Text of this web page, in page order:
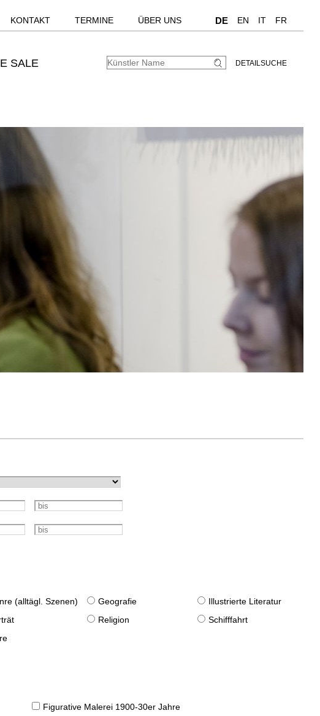
KONTAKT TERMINE ÜBER UNS DE EN IT FR
SALE DETAILSUCHE
(alltägl. Szenen) Geografie
Illustrierte Literatur
Religion
Schifffahrt
Figurative Malerei 1900-30er Jahre